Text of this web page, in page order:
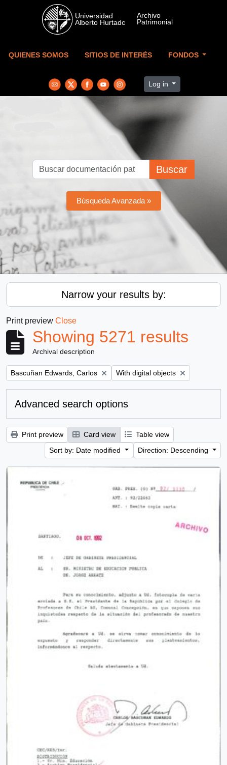
Skip to main content
QUIENES SOMOS SITIOS DE INTERÉS FONDOS
Log in
Buscar
Búsqueda Avanzada »
Narrow your results by:
Print preview Close
Showing 5271 results
Archival description
Remove filter:
Bascuñan Edwards, Carlos Remove filter:
With digital objects
Advanced search options
Print preview Card view
Table view
Sort by: Date modified
Direction: Descending